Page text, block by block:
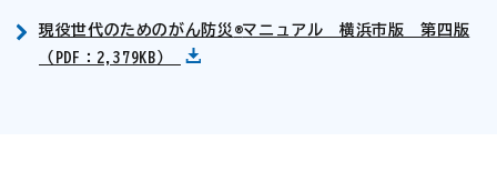
現役世代のためのがん防災 ®マニュアル 横浜市版 第四版
（PDF：2,379KB）